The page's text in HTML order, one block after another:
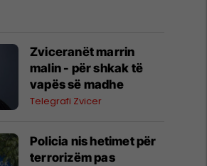
Zviceranët marrin
malin - për shkak të
vapës së madhe
Telegrafi Zvicer
Policia nis hetimet për
terrorizëm pas